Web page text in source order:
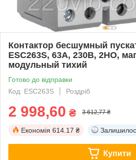
Контактор бесшумный
ESC263S, 63A, 230В, 2НО,
модульный тихий
Готово до відправки
Код: ESC263S
Роздріб
2 998,60 ₴ 3 612,77 ₴
Економія 614.17 ₴
Купити